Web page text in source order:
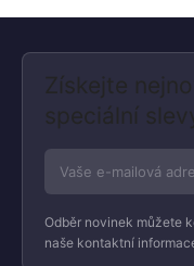
Získejte
speciální
Odběr novinek můžete
naše kontaktní